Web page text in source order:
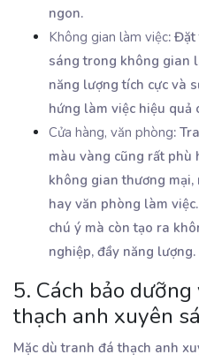
ngon.
Không gian làm việc:
sáng trong không gian
năng lượng tích cực và
hứng làm việc hiệu quả
Cửa hàng, văn phòng:
màu vàng cũng rất phù
không gian thương
hay văn phòng làm
chú ý mà còn tạo ra
nghiệp, đầy năng lượng.
5. Cách bảo
thạch anh xuyên
Mặc dù tranh đá thạch anh